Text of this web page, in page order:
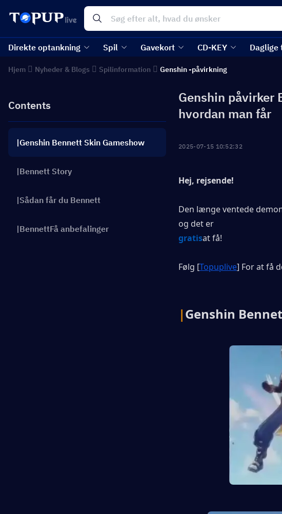
Direkte optankning Spil Gavekort CD-KEY Daglige
Hjem Nyheder & Blogs Spilinformation Genshin -påvirkning
Contents
|Genshin Bennett Skin Gameshow
|Bennett Story
|Sådan får du Bennett
|BennettFå anbefalinger
Genshin påvirker
hvordan man får
2025-07-15 10:52:32
Hej, rejsende!
Den længe ventede
og det er
gratisat få!
Følg [Topuplive] For at få
|Genshin